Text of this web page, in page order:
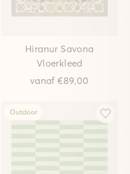
Hiranur Savona
Vloerkleed
vanaf€89,00
Outdoor